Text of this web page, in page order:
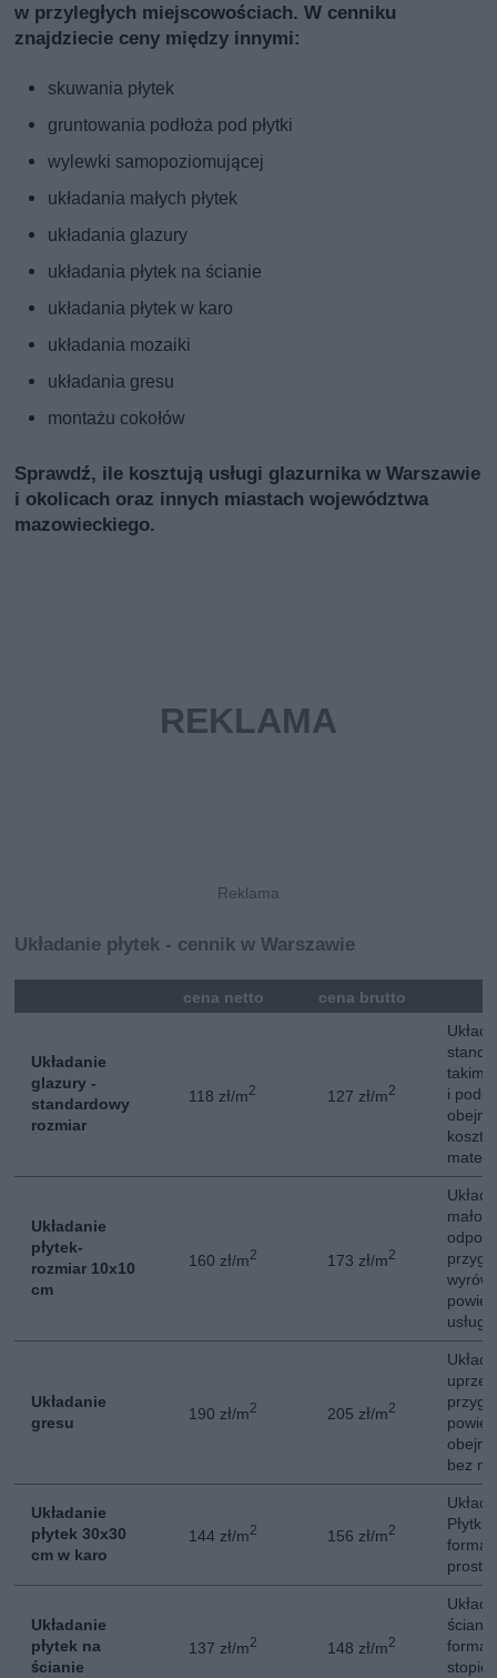
w przyległych miejscowościach. W cenniku
znajdziecie ceny między innymi:
skuwania płytek
gruntowania podłoża pod płytki
wylewki samopoziomującej
układania małych płytek
układania glazury
układania płytek na ścianie
układania płytek w karo
układania mozaiki
układania gresu
montażu cokołów
Sprawdź, ile kosztują usługi glazurnika w Warszawie
i okolicach oraz innych miastach województwa
mazowieckiego.
Układanie płytek - cennik w Warszawie
cena netto cena brutto
Układanie
glazury -
standardowy
rozmiar
118 zł/m2 127 zł/m2
takim
i
Układanie
płytek-
rozmiar 10x10
cm
160 zł/m2 173 zł/m2
Układanie
gresu
190 zł/m2 205 zł/m2
bez
Układanie
płytek 30x30
cm w karo
144 zł/m2 156 zł/m2
Płytki
Układanie
płytek na
ścianie
137 zł/m2 148 zł/m2
format